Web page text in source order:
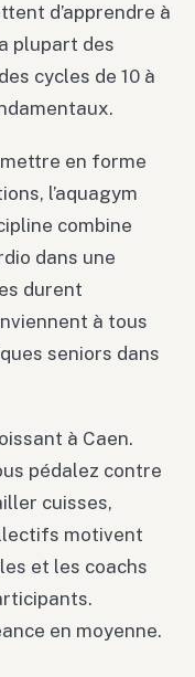
d’apprendre à
plupart des
cycles de 10 à
en forme
l’aquagym
combine
dans une
durent
à tous
seniors dans
à Caen.
pédalez contre
cuisses,
motivent
et les coachs
en moyenne.